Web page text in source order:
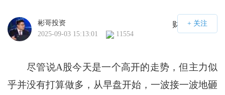
财经号APP
彬哥投资
2025-09-03 15:13:01
11554
尽管说A股今天是一个高开的走势，但主力似
乎并没有打算做多，从早盘开始，一波接一波地砸